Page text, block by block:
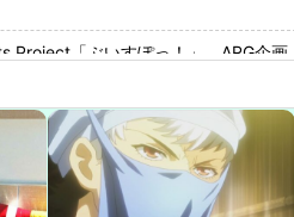
Project「ぶいすぽっ！」、ARG企画
森めとさん『会うこともないし話す
：PART2【配信実況可】